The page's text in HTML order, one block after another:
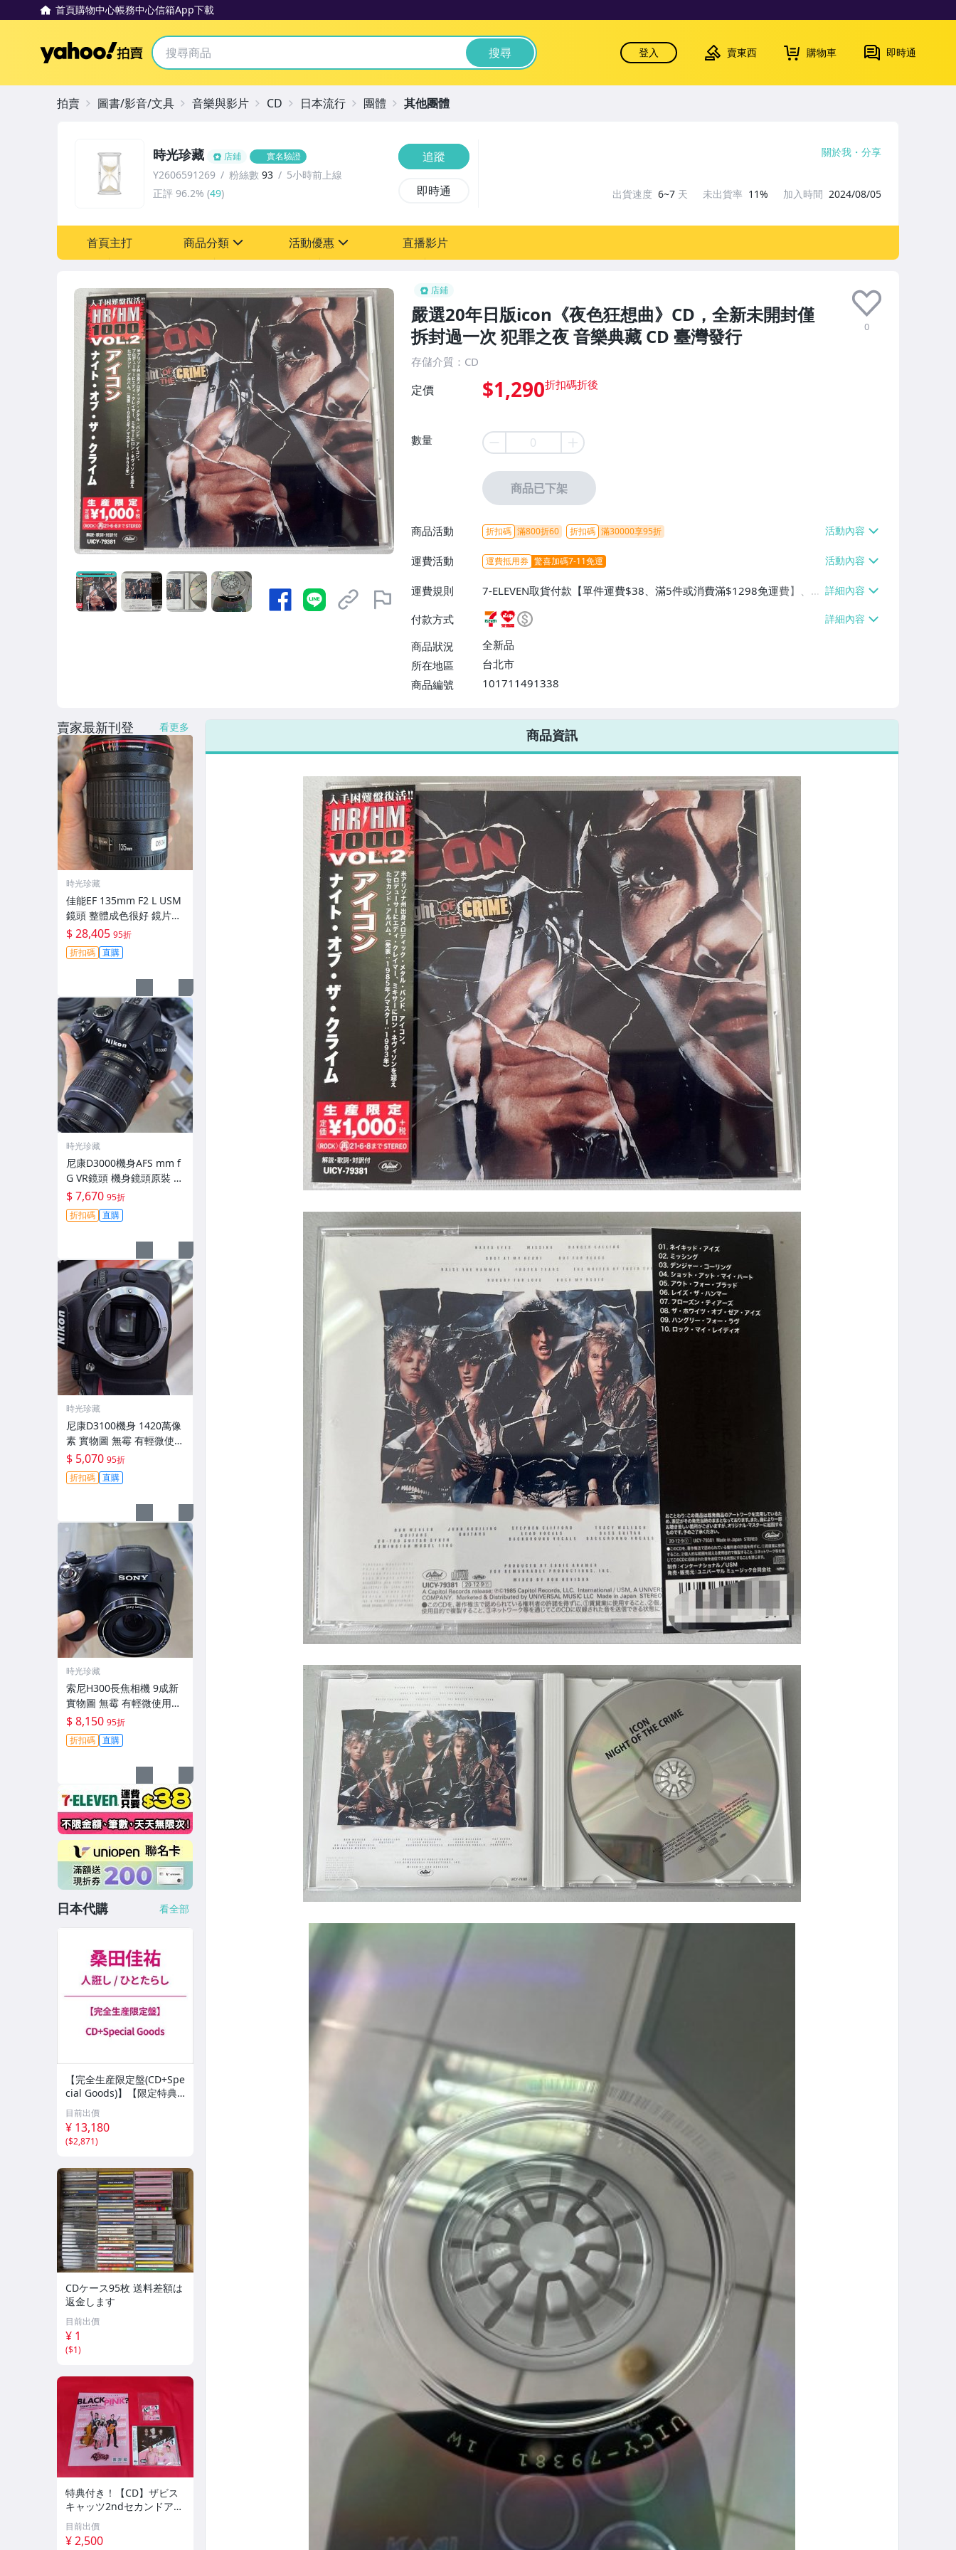
首頁購物中心帳務中心信箱App下載
Yahoo拍賣 搜尋 登入 賣東西 購物車 即時通
店鋪
嚴選20年日版icon《夜色狂想曲》CD，全新未開封僅
拆封過一次 犯罪之夜 音樂典藏 CD 臺灣發行
0
存儲介質：CD
定價 $1,290
數量
商品已下架
商品活動 折扣碼 滿800折60 折扣碼 滿30000享95折
運費活動 運費抵用券 驚喜加碼7-11免運
運費規則
7-ELEVEN取貨付款【單件運費$38、滿5件或消費滿$1298免運費】、7-
ELEVEN取貨不付款【免運費】、萊爾富取貨付款【單件運費$60、滿5件
或消費滿$1298免運費】、宅配/貨運【單件運費$120、滿5件或消費滿
$1598免運費】
付款方式
商品狀況
全新品
所在地區
台北市
商品編號
101711491338
7-ELEVEN 運費只要38元
不限金額、筆數，筆筆優惠無限次！
時光珍藏 店鋪 實名驗證
Y2606591269 粉絲數 93
5小時前上線
正評 96.2% (49)
追蹤
即時通
關於我 分享
出貨速度 6~7 天 未出貨率 11% 加入時間 2024/08/05
首頁主打 商品分類 活動優惠
[全店] 週年慶
直播影片
拍賣 圖書/影音/文具 音樂與影片 CD 日本流行 團體 其他團體
商品資訊
賣家最新刊登 看更多
時光珍藏
佳能EF 135mm F2 L USM
鏡頭 整體成色很好 鏡片完
美無劃痕 功能一切正常 無
拆修無-3430
$ 28,405 95折
折扣碼 直購
時光珍藏
尼康D3000機身AFS mm f
G VR鏡頭 機身鏡頭原裝 無
拆修無翻新 有輕微使用痕
跡 鏡頭-3430
$ 7,670 95折
折扣碼 直購
時光珍藏
尼康D3100機身 1420萬像
素 實物圖 無霉 有輕微使用
痕跡 機身原裝 無拆修無翻
新 臨-343
$ 5,070 95折
折扣碼 直購
時光珍藏
索尼H300長焦相機 9成新
實物圖 無霉 有輕微使用痕
跡 機身鏡頭原裝 無拆修無
翻新-3430
$ 8,150 95折
折扣碼 直購
日本代購 看全部
【完全生産限定盤(CD+Spe
cial Goods)】【限定特典
(寄席文字木札ストラップ)
付き】桑田佳祐 「人誑し/
ひとたらしsz
目前出價
¥ 13,180
($2,871)
CDケース95枚 送料差額は
返金します
目前出價
¥ 1
($1)
特典付き！【CD】ザビス
キャッツ2ndセカンドアル
バム「BLACK or PINK?」
検索CREAMSODA青野美
沙稀ビスキャッツブラック
目前出價
¥ 2,500